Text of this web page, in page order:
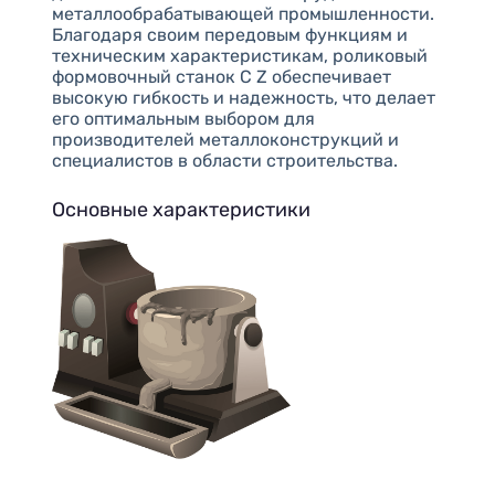
металлообрабатывающей промышленности.
Благодаря своим передовым функциям и
техническим характеристикам, роликовый
формовочный станок C Z обеспечивает
высокую гибкость и надежность, что делает
его оптимальным выбором для
производителей металлоконструкций и
специалистов в области строительства.
Основные характеристики